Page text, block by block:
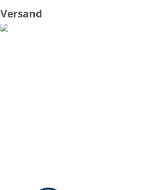
Versand